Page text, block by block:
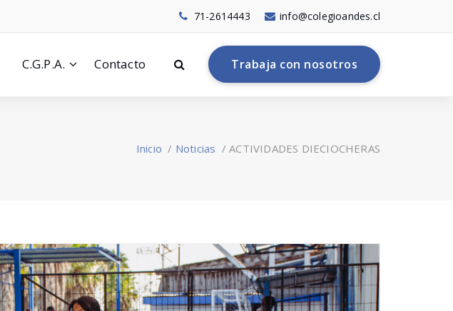
info@colegioandes.cl
71-2614443
C.G.P.A. Contacto Trabaja con nosotros
Inicio / Noticias /ACTIVIDADES DIECIOCHERAS